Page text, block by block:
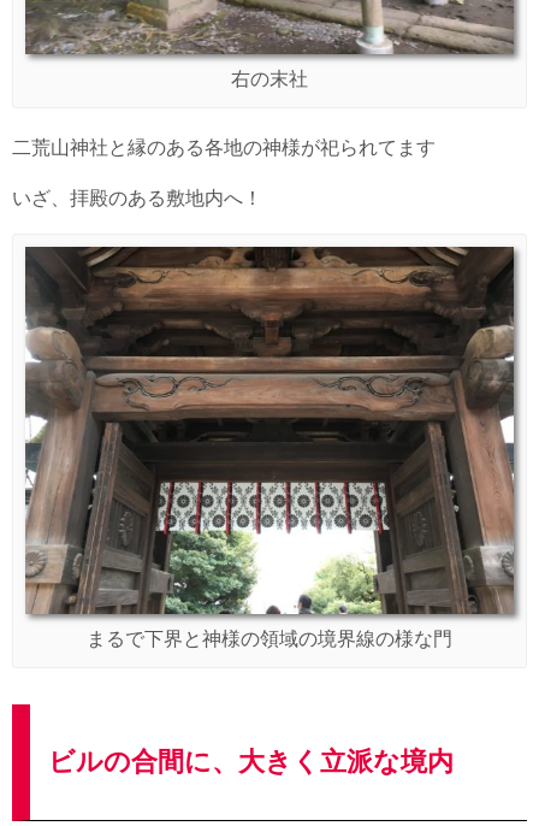
右の末社
二荒山神社と縁のある各地の神様が祀られてます
いざ、拝殿のある敷地内へ！
まるで下界と神様の領域の境界線の様な門
ビルの合間に、大きく立派な境内